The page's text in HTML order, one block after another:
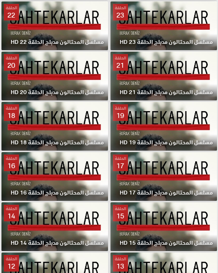
الحلقة
23
مسلسل المحتالون مدبلج الحلقة 23 HD
الحلقة
22
مسلسل المحتالون مدبلج الحلقة 22 HD
الحلقة
21
مسلسل المحتالون مدبلج الحلقة 21 HD
الحلقة
20
مسلسل المحتالون مدبلج الحلقة 20 HD
الحلقة
19
مسلسل المحتالون مدبلج الحلقة 19 HD
الحلقة
18
مسلسل المحتالون مدبلج الحلقة 18 HD
الحلقة
17
مسلسل المحتالون مدبلج الحلقة 17 HD
الحلقة
16
مسلسل المحتالون مدبلج الحلقة 16 HD
الحلقة
15
مسلسل المحتالون مدبلج الحلقة 15 HD
الحلقة
14
مسلسل المحتالون مدبلج الحلقة 14 HD
الحلقة
13
الحلقة
12